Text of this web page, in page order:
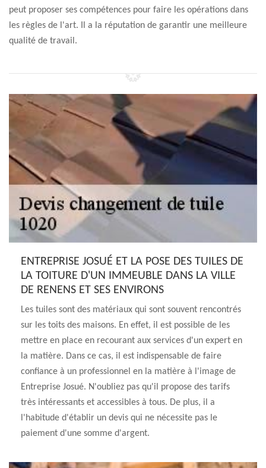
peut proposer ses compétences pour faire les opérations dans
les règles de l'art. Il a la réputation de garantir une meilleure
qualité de travail.
ENTREPRISE JOSUÉ ET LA POSE DES TUILES DE
LA TOITURE D'UN IMMEUBLE DANS LA VILLE
DE RENENS ET SES ENVIRONS
Les tuiles sont des matériaux qui sont souvent rencontrés
sur les toits des maisons. En effet, il est possible de les
mettre en place en recourant aux services d'un expert en
la matière. Dans ce cas, il est indispensable de faire
confiance à un professionnel en la matière à l'image de
Entreprise Josué. N'oubliez pas qu'il propose des tarifs
très intéressants et accessibles à tous. De plus, il a
l'habitude d'établir un devis qui ne nécessite pas le
paiement d'une somme d'argent.